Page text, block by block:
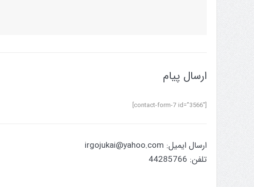
ارسال پیام
[contact-form-7 id=”3566″]
ارسال ایمیل: irgojukai@yahoo.com
تلفن: 44285766